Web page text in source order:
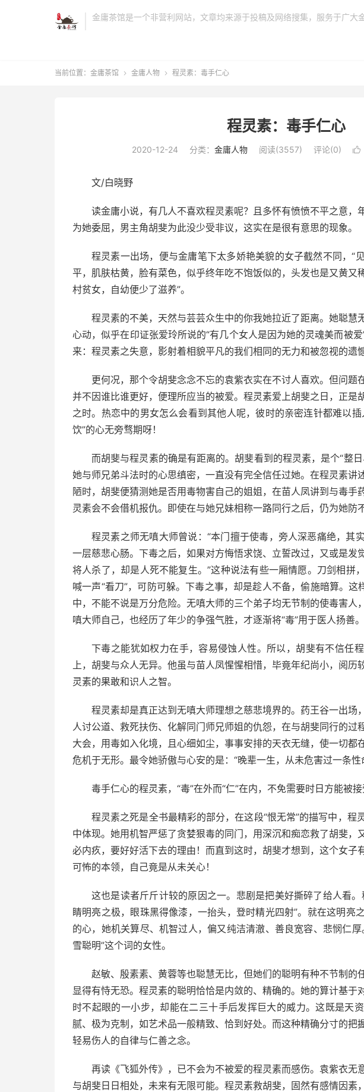
金庸茶馆是一个非营利网站，文章均来源于投稿及网络搜集，服务于广大
当前位置： 金庸茶馆  金庸人物  程灵素：毒手仁心
程灵素：毒手仁心
2020-12-24 分类： 金庸人物 阅读(3557) 评论(0) 
文/白晓野
读金庸小说，有几人不喜欢程灵素呢？且多怀有愤愤不平之意，
为她委屈，男主角胡斐为此没少受非议，这实在是很有意思的现象。
程灵素一出场，便与金庸笔下太多娇艳美貌的女子截然不同，“
平，肌肤枯黄，脸有菜色，似乎终年吃不饱饭似的，头发也是又黄又
村贫女，自幼便少了滋养”。
程灵素的不美，天然与芸芸众生中的你我她拉近了距离。她聪慧
心动，似乎在印证张爱玲所说的“有几个女人是因为她的灵魂美而被
来：程灵素之失意，影射着相貌平凡的我们相同的无力和被忽视的遗憾
更何况，那个令胡斐念念不忘的袁紫衣实在不讨人喜欢。但问题
并不因谁比谁更好，便理所应当的被爱。程灵素爱上胡斐之日，正是
之时。热恋中的男女怎么会看到其他人呢，彼时的亲密连针都难以
饮”的心无旁骛期呀！
而胡斐与程灵素的确是有距离的。胡斐看到的程灵素，是个“整
她与师兄弟斗法时的心思缜密，一直没有完全信任过她。在程灵素讲
陋时，胡斐便猜测她是否用毒物害自己的姐姐，在苗人凤讲到与毒手
灵素会不会借机报仇。即使在与她兄妹相称一路同行之后，仍为她防
程灵素之师无嗔大师曾说：“本门擅于使毒，旁人深恶痛绝，其
一层慈悲心肠。下毒之后，如果对方悔悟求饶、立誓改过，又或是发
将人杀了，却是人死不能复生。”这种说法有些一厢情愿。刀剑相拼
喊一声“看刀”，可防可躲。下毒之事，却是趁人不备，偷施暗算。这
中，不能不说是万分危险。无嗔大师的三个弟子均无节制的使毒害人
嗔大师自己，也经历了年少的争强气胜，才逐渐将“毒”用于医人扬善。
下毒之能犹如权力在手，容易侵蚀人性。所以，胡斐有不信任
上，胡斐与众人无异。他虽与苗人凤惺惺相惜，毕竟年纪尚小，阅历
灵素的果敢和识人之智。
程灵素却是真正达到无嗔大师理想之慈悲境界的。药王谷一出场
人讨公道、救死扶伤、化解同门师兄师姐的仇怨，在与胡斐同行的过
大会，用毒如入化境，且心细如尘，事事安排的天衣无缝，使一切都
危机于无形。最令她骄傲与心安的是：“晚辈一生，从未危害过一条性
毒手仁心的程灵素，“毒”在外而“仁”在内，不免需要时日方能被接
程灵素之死是全书最精彩的部分，在这段“恨无常”的描写中，程
中体现。她用机智严惩了贪婪狠毒的同门，用深沉和痴恋救了胡斐，
必内疚，要好好活下去的理由！而直到这时，胡斐才想到，这个女子
可怖的本领，自己竟是从未关心！
这也是读者斤斤计较的原因之一。悲剧是把美好撕碎了给人看
睛明亮之极，眼珠黑得像漆，一抬头，登时精光四射”。就在这明亮
的心，她机关算尽、机智过人，偏又纯洁清澈、善良宽容、悲悯仁
雪聪明”这个词的女性。
赵敏、殷素素、黄蓉等也聪慧无比，但她们的聪明有种不节制的
显得有恃无恐。程灵素的聪明恰恰是内敛的、精确的。她的算计基于
时不起眼的一小步，却能在二三十手后发挥巨大的威力。这既是天
腻、极为克制，如艺术品一般精致、恰到好处。而这种精确分寸的把
轻易伤人的自律与仁善之念。
再读《飞狐外传》，已不会为不被爱的程灵素而感伤。袁紫衣无
与胡斐日日相处，未来有无限可能。程灵素救胡斐，固然有感情因素